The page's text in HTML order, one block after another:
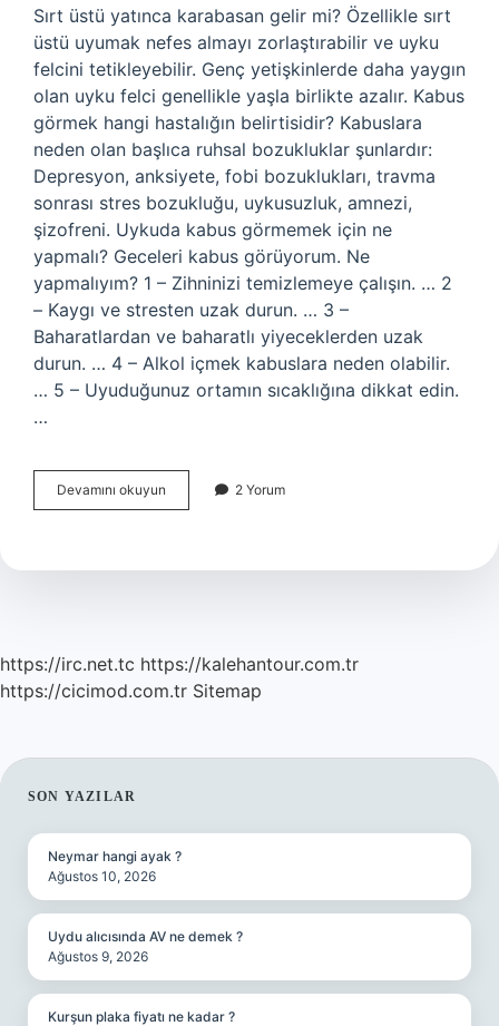
Sırt üstü yatınca karabasan gelir mi? Özellikle sırt
üstü uyumak nefes almayı zorlaştırabilir ve uyku
felcini tetikleyebilir. Genç yetişkinlerde daha yaygın
olan uyku felci genellikle yaşla birlikte azalır. Kabus
görmek hangi hastalığın belirtisidir? Kabuslara
neden olan başlıca ruhsal bozukluklar şunlardır:
Depresyon, anksiyete, fobi bozuklukları, travma
sonrası stres bozukluğu, uykusuzluk, amnezi,
şizofreni. Uykuda kabus görmemek için ne
yapmalı? Geceleri kabus görüyorum. Ne
yapmalıyım? 1 – Zihninizi temizlemeye çalışın. … 2
– Kaygı ve stresten uzak durun. … 3 –
Baharatlardan ve baharatlı yiyeceklerden uzak
durun. … 4 – Alkol içmek kabuslara neden olabilir.
… 5 – Uyuduğunuz ortamın sıcaklığına dikkat edin.
…
Devamını okuyun
Üstü
Kabus
2 Yorum
https://irc.net.tc https://kalehantour.com.tr
https://cicimod.com.tr Sitemap
SIDEBAR
SON YAZILAR
Neymar hangi ayak ?
Ağustos 10, 2026
Uydu alıcısında AV ne demek ?
Ağustos 9, 2026
Kurşun plaka fiyatı ne kadar ?